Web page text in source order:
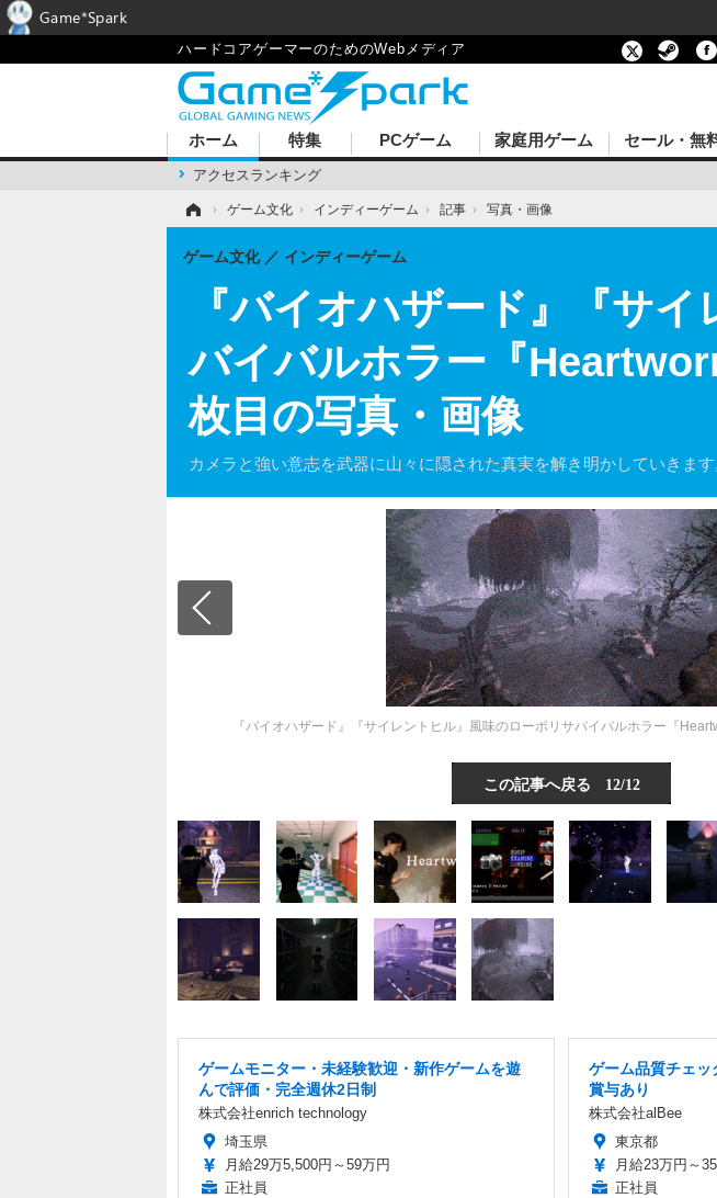
ハードコアゲーマーのためのWebメディア
ホーム
アクセスランキング
特集 PCゲーム 家庭用ゲーム セール・無
› ゲーム文化 › インディーゲーム › 記事 › 写真・画像
『バイオハザード』『サ
バイバルホラー『
枚目の写真・画像
カメラと強い意志を武器に山々に隠された真実を解き明かしていきます
ゲーム文化 インディーゲーム
『バイオハザード』『サイレントヒル』風味のローポリサバイバルホラー『
この記事へ戻る 12/12
ゲームモニター・未経験歓迎・新作ゲームを遊
んで評価・完全週休2日制
株式会社enrich technology
埼玉県
月給29万5,500円～59万円
正社員
ゲーム品質チェ
賞与あり
株式会社alBee
東京都
月給23万円～
正社員
Game*Spark